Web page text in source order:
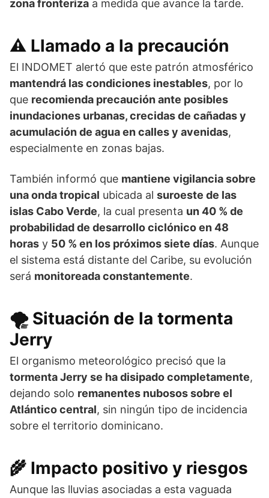
zona fronteriza a medida que avance la tarde.
⚠️ Llamado a la precaución
El INDOMET alertó que este patrón atmosférico
mantendrá las condiciones inestables, por lo
que recomienda precaución ante posibles
inundaciones urbanas, crecidas de cañadas y
acumulación de agua en calles y avenidas,
especialmente en zonas bajas.
También informó que mantiene vigilancia sobre
una onda tropical ubicada al suroeste de las
islas Cabo Verde, la cual presenta un 40 % de
probabilidad de desarrollo ciclónico en 48
horas y 50 % en los próximos siete días. Aunque
el sistema está distante del Caribe, su evolución
será monitoreada constantemente.
🌪️ Situación de la tormenta
Jerry
El organismo meteorológico precisó que la
tormenta Jerry se ha disipado completamente,
dejando solo remanentes nubosos sobre el
Atlántico central, sin ningún tipo de incidencia
sobre el territorio dominicano.
🌾 Impacto positivo y riesgos
Aunque las lluvias asociadas a esta vaguada